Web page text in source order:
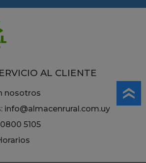
AL CLIENTE
nosotros
info@almacenrural.com.uy
5105